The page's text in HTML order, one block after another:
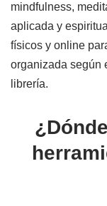
mindfulness,
aplicada y
físicos y online
organizada según
librería.